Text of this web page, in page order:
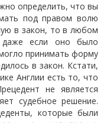
определить, что вы
под правом волю
в закон, то в любом
даже если оно было
принимать форму
в закон. Кстати,
Англии есть то, что
не является
судебное решение.
которые были